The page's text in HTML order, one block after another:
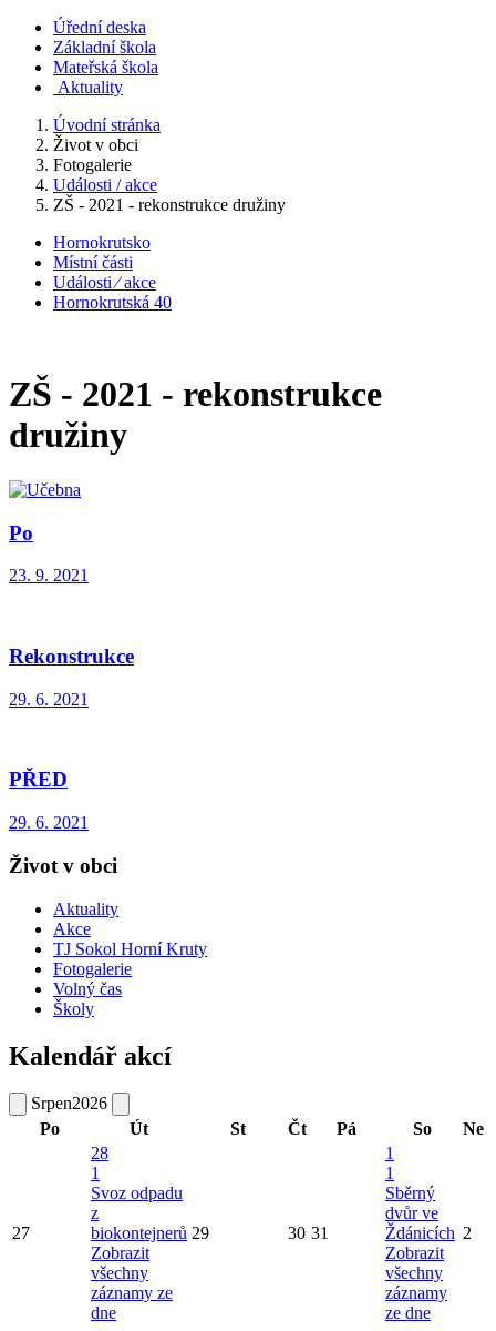
Úřední deska
Základní škola
Mateřská škola
Aktuality
Úvodní stránka
Život v obci
Fotogalerie
Události / akce
ZŠ - 2021 - rekonstrukce družiny
Hornokrutsko
Místní části
Události ⁄ akce
Hornokrutská 40
ZŠ - 2021 - rekonstrukce
družiny
Po
23. 9. 2021
Rekonstrukce
29. 6. 2021
PŘED
29. 6. 2021
Život v obci
Aktuality
Akce
TJ Sokol Horní Kruty
Fotogalerie
Volný čas
Školy
Kalendář akcí
Srpen2026
Po
Út St Čt Pá So Ne
27
28
1
Svoz odpadu
z
biokontejnerů
Zobrazit
všechny
záznamy ze
dne
29 30 31
1
1
Sběrný
dvůr ve
Ždánicích
Zobrazit
všechny
záznamy
ze dne
2